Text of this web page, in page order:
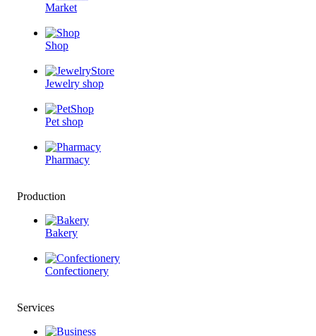
Market
Shop
Jewelry shop
Pet shop
Pharmacy
Production
Bakery
Confectionery
Services